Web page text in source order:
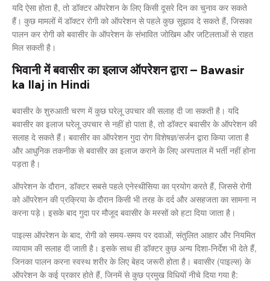
यदि ऐसा होता है, तो डॉक्टर ऑपरेशन के लिए किसी दूसरे दिन का चुनाव कर सकते
हैं। कुछ मामलों में डॉक्टर रोगी को ऑपरेशन से पहले कुछ सुझाव दे सकते हैं, जिसका
पालन कर रोगी को बवासीर के ऑपरेशन के संभावित जोखिम और जटिलताओं से राहत
मिल सकती है।
भिवानी में बवासीर का इलाज ऑपरेशन द्वारा – Bawasir
ka Ilaj in Hindi
बवासीर के शुरुआती चरण में कुछ घरेलू उपचार की सलाह दी जा सकती है। यदि
बवासीर का इलाज घरेलू उपचार से नहीं हो पाता है, तो डॉक्टर बवासीर के ऑपरेशन की
सलाह दे सकते हैं। बवासीर का ऑपरेशन गुदा रोग विशेषज्ञ/सर्जन द्वारा किया जाता है
और आधुनिक तकनीक से बवासीर का इलाज कराने के लिए अस्पताल में भर्ती नहीं होना
पड़ता है।
ऑपरेशन के दौरान, डॉक्टर सबसे पहले एनेस्थीसिया का प्रयोग करते हैं, जिससे रोगी
को ऑपरेशन की प्रक्रिया के दौरान किसी भी तरह के दर्द और असहजता का सामना न
करना पड़े। इसके बाद गुदा पर मौजूद बवासीर के मस्सों को हटा दिया जाता है।
पाइल्स ऑपरेशन के बाद, रोगी को समय-समय पर दवाओं, संतुलित आहार और नियमित
व्यायाम की सलाह दी जाती है। इसके साथ ही डॉक्टर कुछ अन्य दिशा-निर्देश भी देते हैं,
जिनका पालन करना स्वस्थ शरीर के लिए बेहद जरूरी होता है। बवासीर (पाइल्स) के
ऑपरेशन के कई प्रकार होते हैं, जिनमें से कुछ प्रमुख विधियों नीचे दिया गया है: